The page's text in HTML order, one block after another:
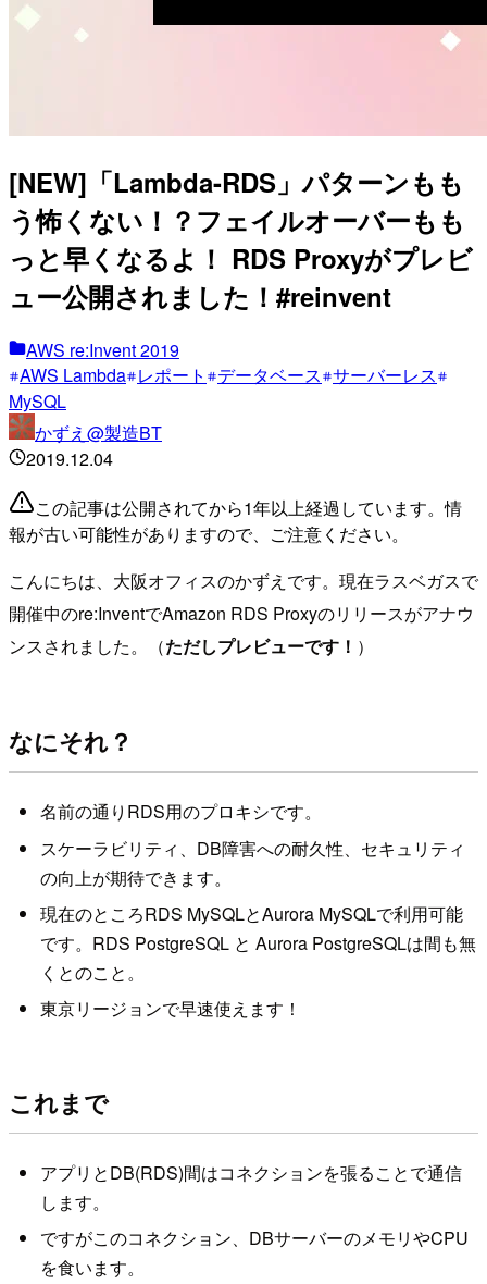
[NEW]「Lambda-RDS」パターンもも
う怖くない！？フェイルオーバーもも
っと早くなるよ！ RDS Proxyがプレビ
ュー公開されました！#reinvent
AWS re:Invent 2019
AWS Lambda レポート データベース サーバーレス
MySQL
かずえ@製造BT
2019.12.04
この記事は公開されてから1年以上経過しています。情
報が古い可能性がありますので、ご注意ください。
こんにちは、大阪オフィスのかずえです。現在ラスベガスで
開催中のre:InventでAmazon RDS Proxyのリリースがアナウ
ンスされました。（ただしプレビューです！ ）
なにそれ？
名前の通りRDS用のプロキシです。
スケーラビリティ、DB障害への耐久性、セキュリティ
の向上が期待できます。
現在のところRDS MySQLとAurora MySQLで利用可能
です。RDS PostgreSQL と Aurora PostgreSQLは間も無
くとのこと。
東京リージョンで早速使えます！
これまで
アプリとDB(RDS)間はコネクションを張ることで通信
します。
ですがこのコネクション、DBサーバーのメモリやCPU
を食います。